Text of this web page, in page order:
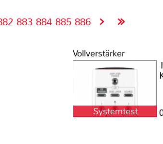
883 884 885 886
Vollverstärker
Systemtest